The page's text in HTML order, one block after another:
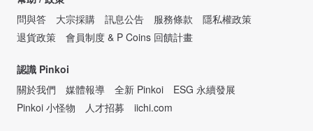
問與答
大宗採購 訊息公告 服務條款
隱私權政策
退貨政策
會員制度 & P Coins 回饋計畫
認識 Pinkoi
關於我們
媒體報導 全新 Pinkoi
ESG 永續發展
Pinkoi 小怪物
人才招募 iichi.com